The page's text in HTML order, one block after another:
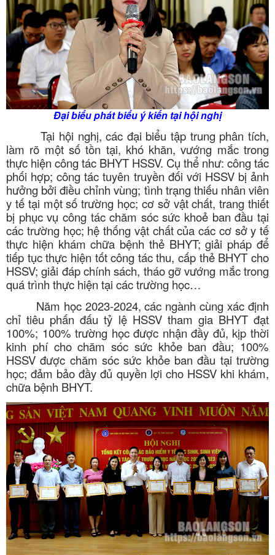
Đại biểu phát biểu ý kiến tại hội nghị
Tại hội nghị, các đại biểu tập trung phân tích,
làm rõ một số tồn tại, khó khăn, vướng mắc trong
thực hiện công tác BHYT HSSV. Cụ thể như: công tác
phối hợp; công tác tuyên truyền đối với HSSV bị ảnh
hưởng bởi điều chỉnh vùng; tình trạng thiếu nhân viên
y tế tại một số trường học; cơ sở vật chất, trang thiết
bị phục vụ công tác chăm sóc sức khoẻ ban đầu tại
các trường học; hệ thống vật chất của các cơ sở y tế
thực hiện khám chữa bệnh thẻ BHYT; giải pháp để
tiếp tục thực hiện tốt công tác thu, cấp thẻ BHYT cho
HSSV; giải đáp chính sách, tháo gỡ vướng mắc trong
quá trình thực hiện tại các trường học…
Năm học 2023-2024, các ngành cùng xác định
chỉ tiêu phấn đấu tỷ lệ HSSV tham gia BHYT đạt
100%; 100% trường học được nhận đầy đủ, kịp thời
kinh phí cho chăm sóc sức khỏe ban đầu; 100%
HSSV được chăm sóc sức khỏe ban đầu tại trường
học; đảm bảo đầy đủ quyền lợi cho HSSV khi khám,
chữa bệnh BHYT.